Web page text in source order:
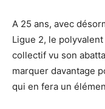
A 25 ans, avec
Ligue 2, le
collectif vu son
marquer davantage
qui en fera un